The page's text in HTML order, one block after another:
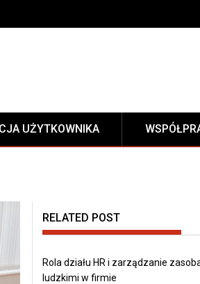
do swojego wnętrza?
UŻYTKOWNIKA
RELATED POST
Rola działu HR i zarządzanie
ludzkimi w firmie